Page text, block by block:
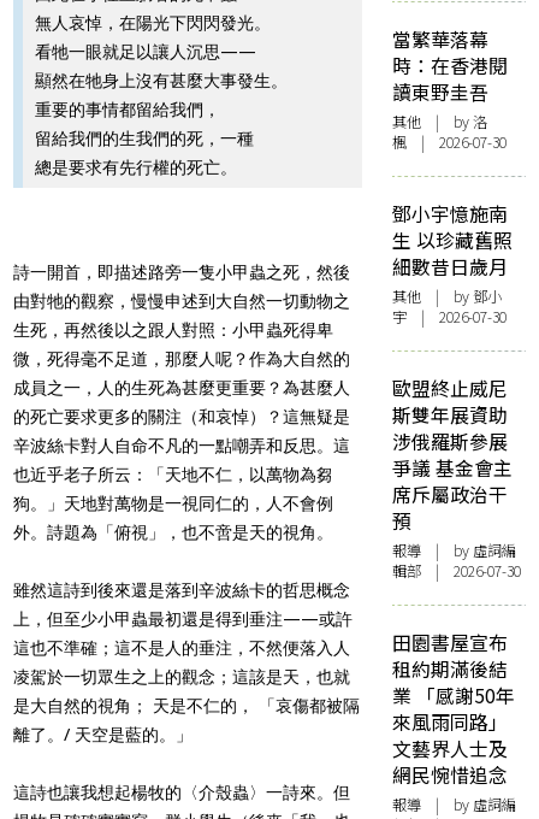
無人哀悼，在陽光下閃閃發光。
看牠一眼就足以讓人沉思——
顯然在牠身上沒有甚麼大事發生。
重要的事情都留給我們，
留給我們的生我們的死，一種
總是要求有先行權的死亡。
詩一開首，即描述路旁一隻小甲蟲之死，然後
由對牠的觀察，慢慢申述到大自然一切動物之
生死，再然後以之跟人對照：小甲蟲死得卑
微，死得毫不足道，那麼人呢？作為大自然的
成員之一，人的生死為甚麼更重要？為甚麼人
的死亡要求更多的關注（和哀悼）？這無疑是
辛波絲卡對人自命不凡的一點嘲弄和反思。這
也近乎老子所云：「天地不仁，以萬物為芻
狗。」天地對萬物是一視同仁的，人不會例
外。詩題為「俯視」，也不啻是天的視角。
雖然這詩到後來還是落到辛波絲卡的哲思概念
上，但至少小甲蟲最初還是得到垂注——或許
這也不準確；這不是人的垂注，不然便落入人
凌駕於一切眾生之上的觀念；這該是天，也就
是大自然的視角； 天是不仁的， 「哀傷都被隔
離了。/ 天空是藍的。」
這詩也讓我想起楊牧的〈介殼蟲〉一詩來。但
當繁華落幕
時：在香港閱
讀東野圭吾
其他 | by洛
楓 | 2026-07-30
鄧小宇憶施南
生 以珍藏舊照
細數昔日歲月
其他 | by 鄧小
宇 | 2026-07-30
歐盟終止威尼
斯雙年展資助
涉俄羅斯參展
爭議 基金會主
席斥屬政治干
預
報導 | by 虛詞編
輯部 | 2026-07-30
田園書屋宣布
租約期滿後結
業 「感謝50年
來風雨同路」
文藝界人士及
網民惋惜追念
報導 | by 虛詞編